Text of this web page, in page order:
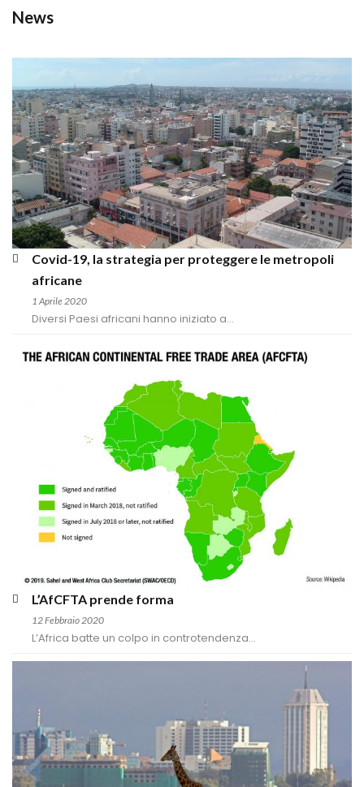
New
Covid-19, la strategia per proteggere le metropoli
africane
1 Aprile 2020
Diversi Paesi africani hanno iniziato a...
L’AfCFTA prende forma
12 Febbraio 2020
L’Africa batte un colpo in controtendenza...